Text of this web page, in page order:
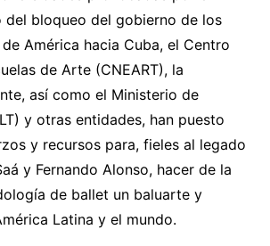
del bloqueo del gobierno de los
América hacia Cuba, el Centro
de Arte (CNEART), la
así como el Ministerio de
y otras entidades, han puesto
y recursos para, fieles al legado
y Fernando Alonso, hacer de la
de ballet un baluarte y
Latina y el mundo.